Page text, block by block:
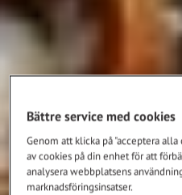
Bättre service med cookies
Genom att klicka på "acceptera
av cookies på din enhet för att
analysera webbplatsens
marknadsföringsinsatser.